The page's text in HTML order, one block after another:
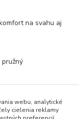
na svahu aj
webu, analytické
cielenia reklamy